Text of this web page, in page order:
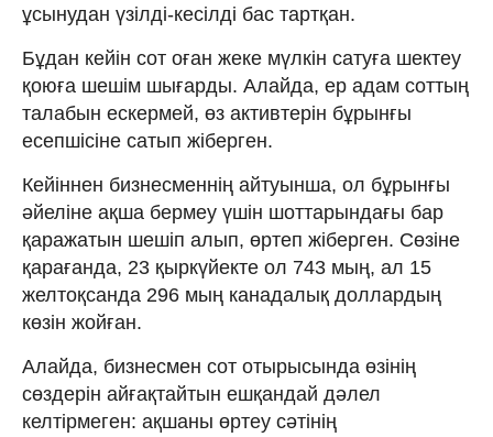
ұсынудан үзілді-кесілді бас тартқан.
Бұдан кейін сот оған жеке мүлкін сатуға шектеу
қоюға шешім шығарды. Алайда, ер адам соттың
талабын ескермей, өз активтерін бұрынғы
есепшісіне сатып жіберген.
Кейіннен бизнесменнің айтуынша, ол бұрынғы
әйеліне ақша бермеу үшін шоттарындағы бар
қаражатын шешіп алып, өртеп жіберген. Сөзіне
қарағанда, 23 қыркүйекте ол 743 мың, ал 15
желтоқсанда 296 мың канадалық доллардың
көзін жойған.
Алайда, бизнесмен сот отырысында өзінің
сөздерін айғақтайтын ешқандай дәлел
келтірмеген: ақшаны өртеу сәтінің